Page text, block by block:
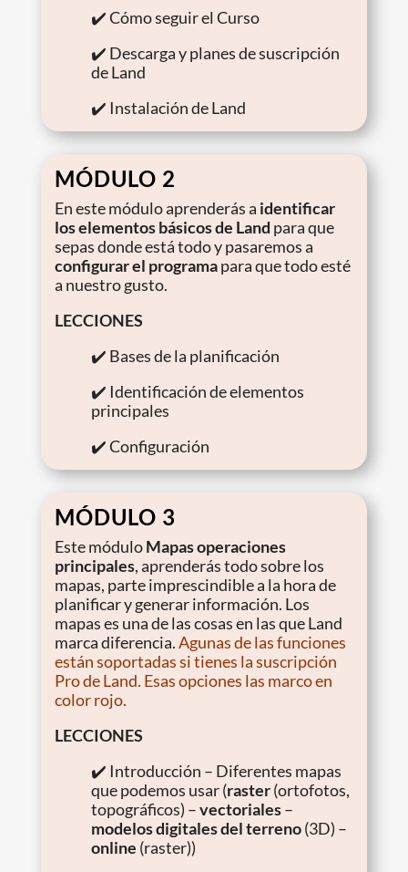
✔️ Cómo seguir el Curso
✔️ Descarga y planes de suscripción
de Land
✔️ Instalación de Land
MÓDULO 2
En este módulo aprenderás a identificar
los elementos básicos de Land para que
sepas donde está todo y pasaremos a
configurar el programapara que todo esté
a nuestro gusto.
LECCIONES
✔️ Bases de la planificación
✔️ Identificación de elementos
principales
✔️ Configuración
MÓDULO 3
Este móduloMapas operaciones
principales, aprenderás todo sobre los
mapas, parte imprescindible a la hora de
planificar y generar información. Los
mapas es una de las cosas en las que Land
marca diferencia.Agunas de las funciones
están soportadas si tienes la suscripción
Pro de Land. Esas opciones las marco en
color rojo.
LECCIONES
✔️ Introducción – Diferentes mapas
que podemos usar (raster(ortofotos,
topográficos) –vectoriales–
modelos digitales del terreno(3D) –
online (raster))